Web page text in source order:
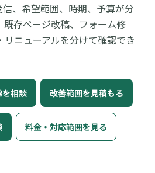
、希望範囲、時期、予算が分
既存ページ改稿、フォーム修
ニューアルを分けて確認でき
を相談 改善範囲を見積もる
料金・対応範囲を見る